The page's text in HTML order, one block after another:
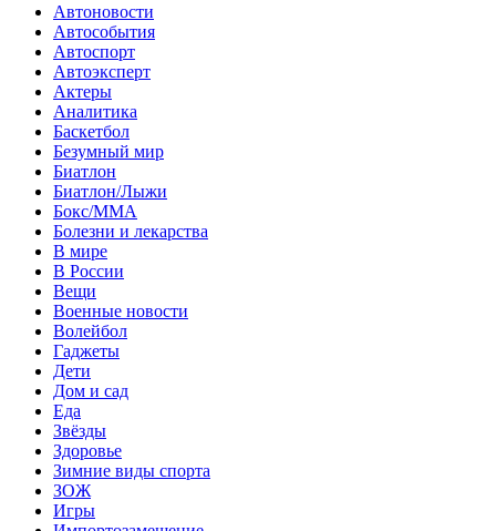
Автоновости
Автособытия
Автоспорт
Автоэксперт
Актеры
Аналитика
Баскетбол
Безумный мир
Биатлон
Биатлон/Лыжи
Бокс/MMA
Болезни и лекарства
В мире
В России
Вещи
Военные новости
Волейбол
Гаджеты
Дети
Дом и сад
Еда
Звёзды
Здоровье
Зимние виды спорта
ЗОЖ
Игры